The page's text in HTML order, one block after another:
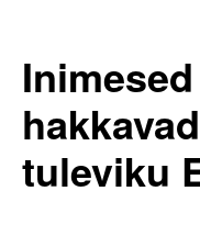
tuleviku